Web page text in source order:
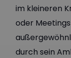
im kleineren
oder
durch sein